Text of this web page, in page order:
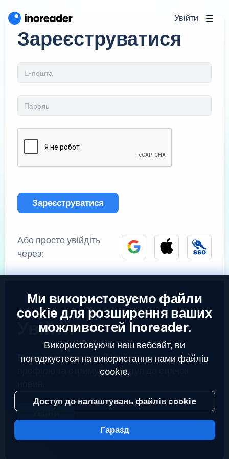
Увійти
Зареєструватися
Зареєструватися
Або просто увійдіть
через:
Увійти
Вже зареєстровані?Увійдіть до свого
профілю та отримуйте доступ до стрічок
Увійти
2023 © Inoreader
Ми використовуємо файли
cookie для розширення ваших
можливостей Inoreader.
Використовуючи наш вебсайт, ви
погоджуєтеся на використання нами файлів
cookie.
Доступ до налаштувань файлів cookie
Гаразд